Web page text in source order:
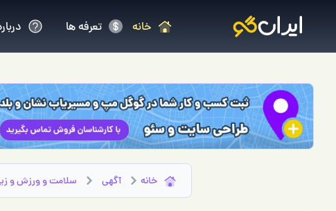
خانه تعرفه ها
خانه آگهی سلامت و ورزش و